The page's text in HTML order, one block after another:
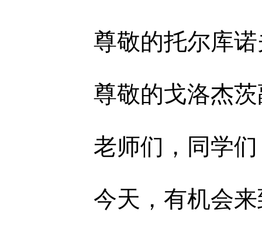
尊敬的托尔库诺
尊敬的戈洛杰茨
老师们，同学们
今天，有机会来